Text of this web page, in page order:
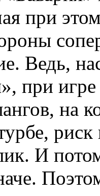
при
Ведь,
при
на
И